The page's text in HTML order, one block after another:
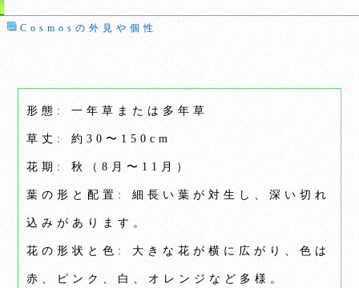
Cosmosの外見や個性
形態: 一年草または多年草
草丈: 約30〜150cm
花期: 秋（8月〜11月）
葉の形と配置: 細長い葉が対生し、深い切れ
込みがあります。
花の形状と色: 大きな花が横に広がり、色は
赤、ピンク、白、オレンジなど多様。